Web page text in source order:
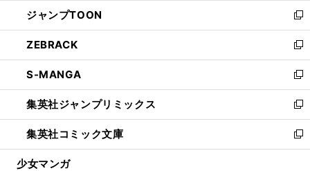
く
で
開
く
ド
ウ
で
開
く
ィ
ン
ド
ウ
で
開
く
し
い
ウ
ィ
ン
ド
ウ
で
開
く
ジャンプTOON
新
し
い
ウ
ィ
ン
ド
ウ
で
開
ZEBRACK
新
し
い
ウ
ィ
ン
ド
ウ
S-MANGA
新
し
い
ウ
ィ
ン
集英社ジャンプリミックス
新
し
い
ウ
集英社コミック文庫
新
し
少女マンガ